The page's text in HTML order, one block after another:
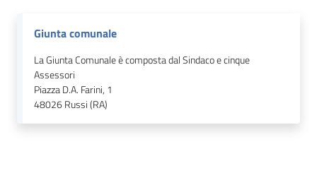
Giunta comunale
La Giunta Comunale è composta dal Sindaco e cinque
Assessori
Piazza D.A. Farini, 1
48026Russi (RA)